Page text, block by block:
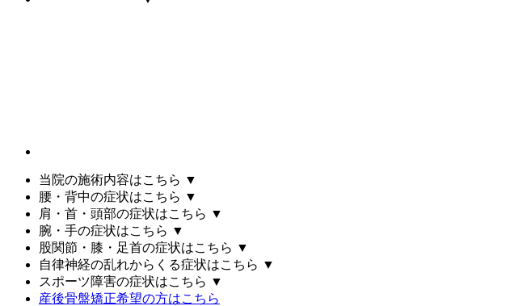
当院の施術内容はこちら ▼
腰・背中の症状はこちら ▼
肩・首・頭部の症状はこちら ▼
腕・手の症状はこちら ▼
股関節・膝・足首の症状はこちら ▼
自律神経の乱れからくる症状はこちら ▼
スポーツ障害の症状はこちら ▼
産後骨盤矯正希望の方はこちら